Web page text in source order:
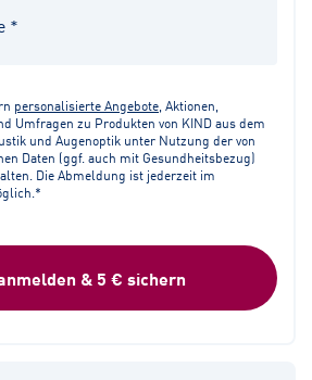
personalisierte Angebote , Aktionen,
Umfragen zu Produkten von KIND aus dem
und Augenoptik unter Nutzung der von
Daten (ggf. auch mit Gesundheitsbezug)
Die Abmeldung ist jederzeit im
& 5 € sichern